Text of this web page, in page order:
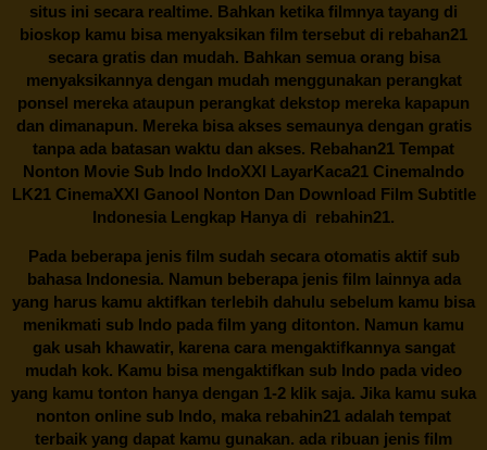
situs ini secara realtime. Bahkan ketika filmnya tayang di
bioskop kamu bisa menyaksikan film tersebut di rebahan21
secara gratis dan mudah. Bahkan semua orang bisa
menyaksikannya dengan mudah menggunakan perangkat
ponsel mereka ataupun perangkat dekstop mereka kapapun
dan dimanapun. Mereka bisa akses semaunya dengan gratis
tanpa ada batasan waktu dan akses. Rebahan21 Tempat
Nonton Movie Sub Indo IndoXXI LayarKaca21 CinemaIndo
LK21 CinemaXXI Ganool Nonton Dan Download Film Subtitle
Indonesia Lengkap Hanya di rebahin21.
Pada beberapa jenis film sudah secara otomatis aktif sub
bahasa Indonesia. Namun beberapa jenis film lainnya ada
yang harus kamu aktifkan terlebih dahulu sebelum kamu bisa
menikmati sub Indo pada film yang ditonton. Namun kamu
gak usah khawatir, karena cara mengaktifkannya sangat
mudah kok. Kamu bisa mengaktifkan sub Indo pada video
yang kamu tonton hanya dengan 1-2 klik saja. Jika kamu suka
nonton online sub Indo, maka rebahin21 adalah tempat
terbaik yang dapat kamu gunakan. ada ribuan jenis film